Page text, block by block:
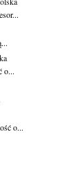
o...
o...